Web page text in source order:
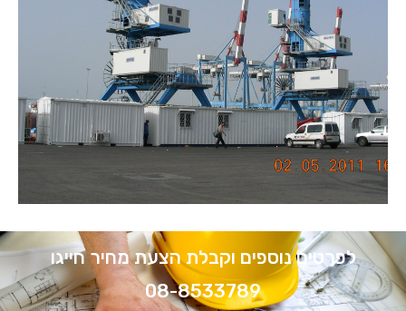
לפרטים נוספים וקבלת הצעת מחיר חייגו
08-8533789